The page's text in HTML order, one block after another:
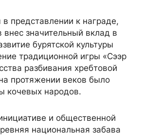
в представлении к награде,
внес значительный вклад в
бурятской культуры
традиционной игры «Сээр
разбивания хребтовой
протяжении веков было
кочевых народов.
и общественной
национальная забава